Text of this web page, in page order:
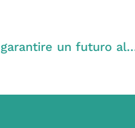
Zanoni (PD): “Una rivoluzione verde per garantire un futuro all’Italia e al pianeta, ha ragione